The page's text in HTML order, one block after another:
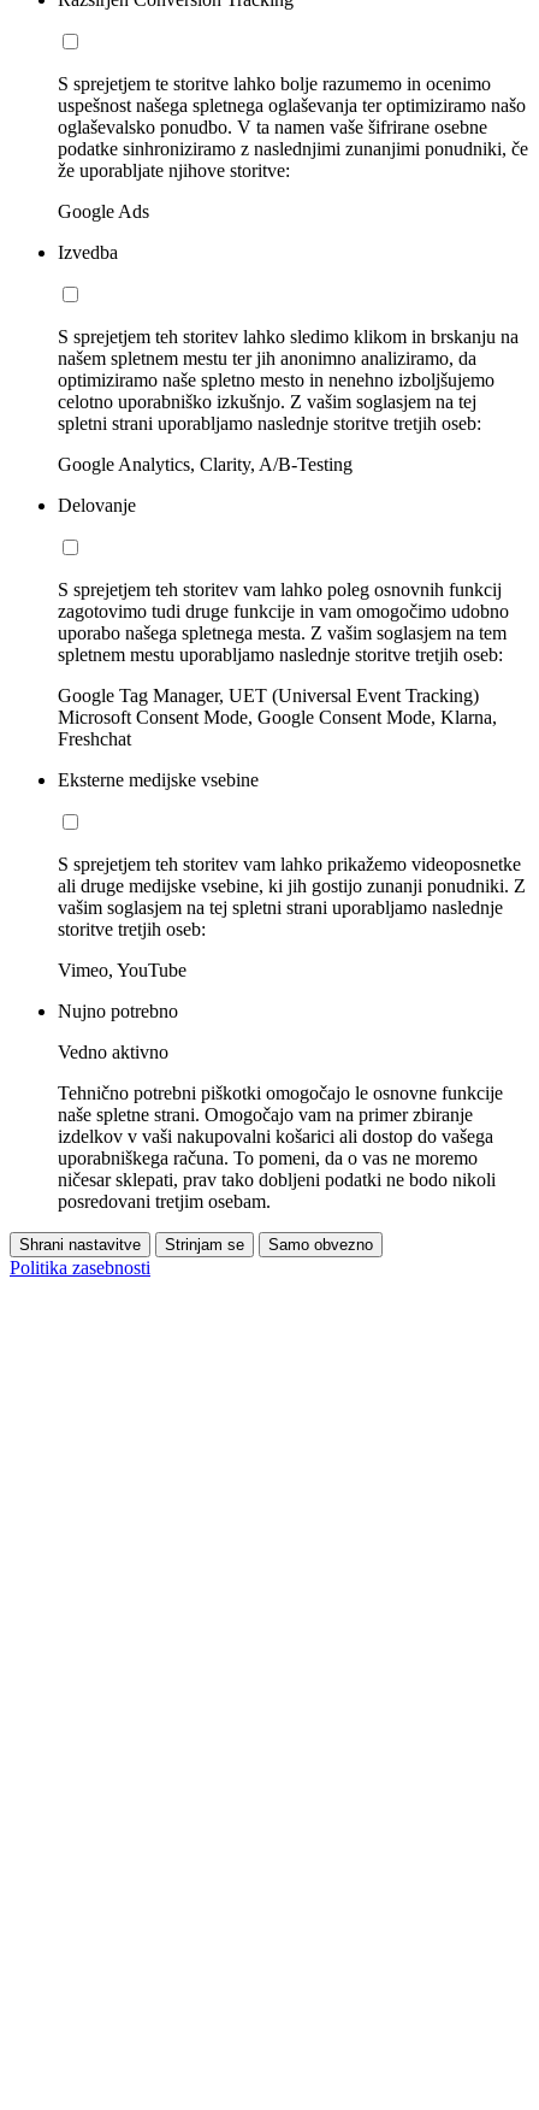
S sprejetjem te storitve lahko bolje razumemo in ocenimo
uspešnost našega spletnega oglaševanja ter optimiziramo našo
oglaševalsko ponudbo. V ta namen vaše šifrirane osebne
podatke sinhroniziramo z naslednjimi zunanjimi ponudniki, če
že uporabljate njihove storitve:
Google Ads
Izvedba
S sprejetjem teh storitev lahko sledimo klikom in brskanju na
našem spletnem mestu ter jih anonimno analiziramo, da
optimiziramo naše spletno mesto in nenehno izboljšujemo
celotno uporabniško izkušnjo. Z vašim soglasjem na tej
spletni strani uporabljamo naslednje storitve tretjih oseb:
Google Analytics, Clarity, A/B-Testing
Delovanje
S sprejetjem teh storitev vam lahko poleg osnovnih funkcij
zagotovimo tudi druge funkcije in vam omogočimo udobno
uporabo našega spletnega mesta. Z vašim soglasjem na tem
spletnem mestu uporabljamo naslednje storitve tretjih oseb:
Google Tag Manager, UET (Universal Event Tracking)
Microsoft Consent Mode, Google Consent Mode, Klarna,
Freshchat
Eksterne medijske vsebine
S sprejetjem teh storitev vam lahko prikažemo videoposnetke
ali druge medijske vsebine, ki jih gostijo zunanji ponudniki. Z
vašim soglasjem na tej spletni strani uporabljamo naslednje
storitve tretjih oseb:
Vimeo, YouTube
Nujno potrebno
Vedno aktivno
Tehnično potrebni piškotki omogočajo le osnovne funkcije
naše spletne strani. Omogočajo vam na primer zbiranje
izdelkov v vaši nakupovalni košarici ali dostop do vašega
uporabniškega računa. To pomeni, da o vas ne moremo
ničesar sklepati, prav tako dobljeni podatki ne bodo nikoli
posredovani tretjim osebam.
Shrani nastavitve Strinjam se Samo obvezno
Politika zasebnosti